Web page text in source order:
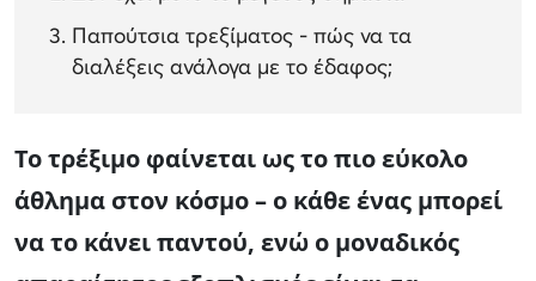
Παπούτσια τρεξίματος - πώς να τα
διαλέξεις ανάλογα με το έδαφος;
Το τρέξιμο φαίνεται ως το πιο εύκολο
άθλημα στον κόσμο – ο κάθε ένας μπορεί
να το κάνει παντού, ενώ ο μοναδικός